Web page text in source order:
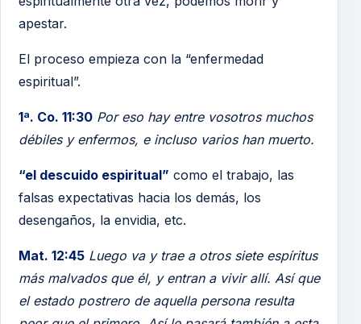
apestar.
El proceso empieza con la “enfermedad
espiritual”.
1ª. Co. 11:30 Por eso hay entre vosotros muchos
débiles y enfermos, e incluso varios han muerto.
“el descuido espiritual” como el trabajo, las
falsas expectativas hacia los demás, los
desengaños, la envidia, etc.
Mat. 12:45 Luego va y trae a otros siete espíritus
más malvados que él, y entran a vivir allí. Así que
el estado postrero de aquella persona resulta